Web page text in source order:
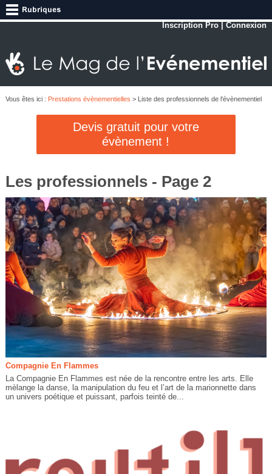
Inscription Pro |Connexion
Vous êtes ici : Prestations évènementielles > Liste des professionnels de l'évènementiel
Devis gratuit pour votre
évènement !
Les professionnels - Page 2
Compagnie En Flammes
La Compagnie En Flammes est née de la rencontre entre les arts. Elle
mèlange la danse, la manipulation du feu et l’art de la marionnette dans
un univers poétique et puissant, parfois teinté de...